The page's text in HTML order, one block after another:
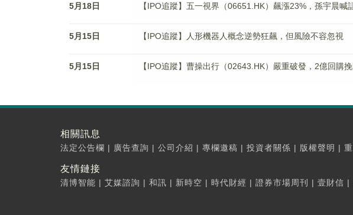
5月18日 【IPO追蹤】五一視界（06651.HK）飆漲23%，孫宇晨喊
5月15日 【IPO追蹤】人形機器人概念逆勢狂飆，但風險不容忽視
5月15日 【IPO追蹤】曹操出行（02643.HK）嚴重破發，2億回購
相關訊息
法定公告欄 | 廣告查詢 | 公司介紹 | 專欄邀稿 | 投資者關係 | 版權聲明 |
友情鏈接
清博智能 | 艾媒諮詢 | 和訊 | 新時空 | 時代財經 | 證券市場周刊 | 壹財信 |